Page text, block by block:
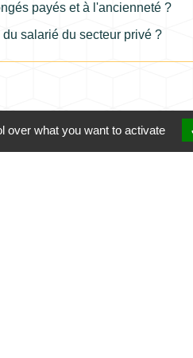
payés et à l'ancienneté ?
salarié du secteur privé ?
over what you want to activate